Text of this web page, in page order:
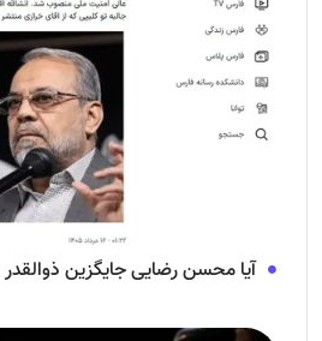
آیا محسن رضایی جایگزین